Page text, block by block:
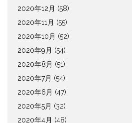
2020年12月 (58)
2020年11月 (55)
2020年10月 (52)
2020年9月 (54)
2020年8月 (51)
2020年7月 (54)
2020年6月 (47)
2020年5月 (32)
2020年4月 (48)